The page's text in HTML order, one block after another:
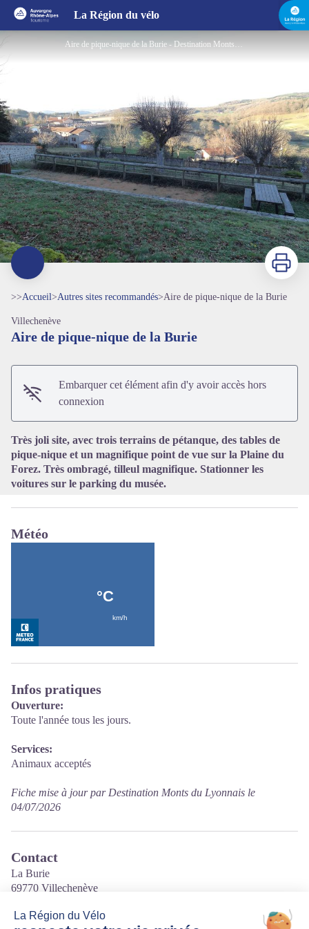
La Région du vélo
Aire de pique-nique de la Burie - Destination Monts du Lyonnais
Voir l'image en plein écran
Imprimer
>>Accueil>Autres sites recommandés>Aire de pique-nique de la Burie
Villechenève
Aire de pique-nique de la Burie
Embarquer cet élément afin d'y avoir accès hors
connexion
Très joli site, avec trois terrains de pétanque, des tables de
pique-nique et un magnifique point de vue sur la Plaine du
Forez. Très ombragé, tilleul magnifique. Stationner les
voitures sur le parking du musée.
Météo
Infos pratiques
Ouverture:
Toute l'année tous les jours.
Services:
Animaux acceptés
Fiche mise à jour par Destination Monts du Lyonnais le
04/07/2026
Contact
La Burie
69770 Villechenève
Courriel: